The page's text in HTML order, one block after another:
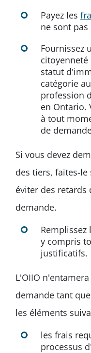
Payez les
ne sont
Fournissez
statut
catégorie
profession
en Ontario.
à tout
de
Si vous devez
des tiers, faites-
éviter des
demande.
y compris
justificatifs.
L'OIIO
demande tant
les éléments
les frais
processus